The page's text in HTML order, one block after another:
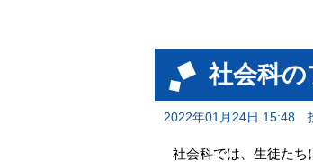
社会科
2022年01月24日 15:48
社会科では、生徒た